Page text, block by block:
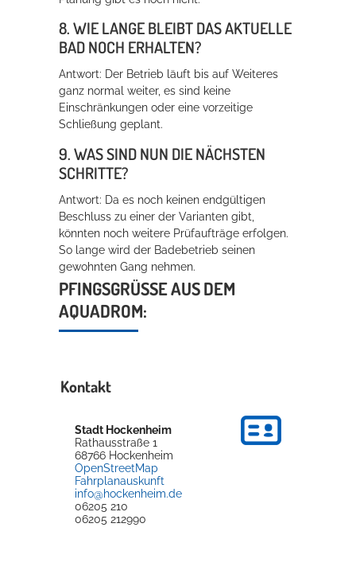
8. WIE LANGE BLEIBT DAS AKTUELLE
BAD NOCH ERHALTEN?
Antwort: Der Betrieb läuft bis auf Weiteres
ganz normal weiter, es sind keine
Einschränkungen oder eine vorzeitige
Schließung geplant.
9. WAS SIND NUN DIE NÄCHSTEN
SCHRITTE?
Antwort: Da es noch keinen endgültigen
Beschluss zu einer der Varianten gibt,
könnten noch weitere Prüfaufträge erfolgen.
So lange wird der Badebetrieb seinen
gewohnten Gang nehmen.
PFINGSGRÜSSE AUS DEM A
QUADROM:
Kontakt
Stadt Hockenheim
Rathausstraße 1
68766 Hockenheim
OpenStreetMap
Fahrplanauskunft
info@hockenheim.de
06205 210
06205 212990